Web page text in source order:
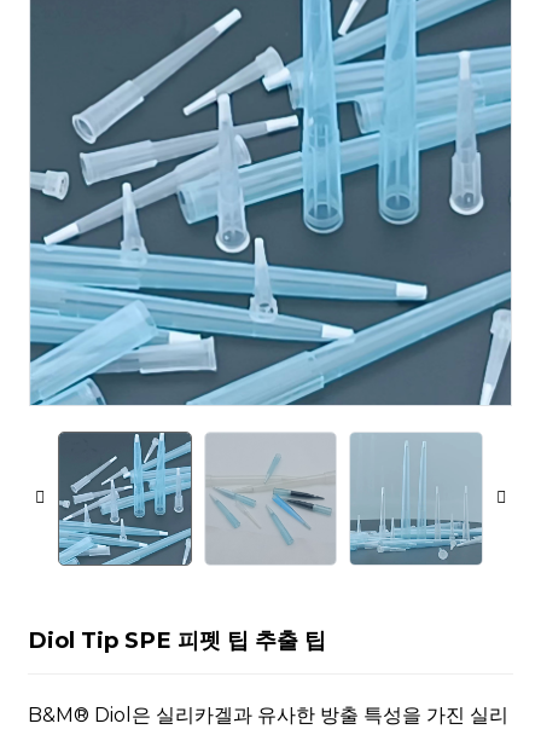
Diol Tip SPE 피펫 팁 추출 팁
B&M® Diol은 실리카겔과 유사한 방출 특성을 가진 실리